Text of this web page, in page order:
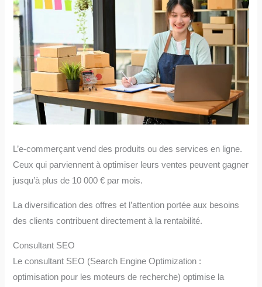
L’e-commerçant vend des produits ou des services en ligne.
Ceux qui parviennent à optimiser leurs ventes peuvent gagner
jusqu’à plus de 10 000 € par mois.
La diversification des offres et l’attention portée aux besoins
des clients contribuent directement à la rentabilité.
Consultant SEO
Le consultant SEO (Search Engine Optimization :
optimisation pour les moteurs de recherche) optimise la